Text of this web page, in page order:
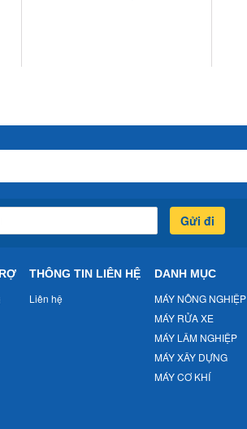
Gửi đi
THÔNG TIN LIÊN HỆ
Liên hệ
DANH MỤC
MÁY NÔNG NGHIỆP
MÁY RỬA XE
MÁY LÂM NGHIỆP
MÁY XÂY DỰNG
MÁY CƠ KHÍ